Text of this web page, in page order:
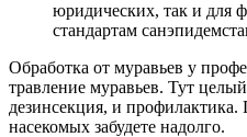
юридических, так и для
стандартам
Обработка от муравьев у
травление муравьев. Тут
дезинсекция, и
насекомых забудете надолго.